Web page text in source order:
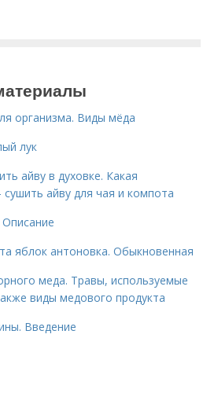
организма. Виды мёда
лук
айву в духовке. Какая
айву для чая и компота
яблок антоновка. Обыкновенная
меда. Травы, используемые
виды медового продукта
Введение